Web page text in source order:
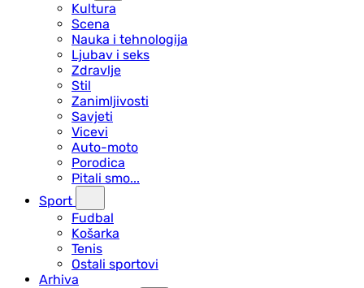
Kultura
Scena
Nauka i tehnologija
Ljubav i seks
Zdravlje
Stil
Zanimljivosti
Savjeti
Vicevi
Auto-moto
Porodica
Pitali smo...
Sport
Fudbal
Košarka
Tenis
Ostali sportovi
Arhiva